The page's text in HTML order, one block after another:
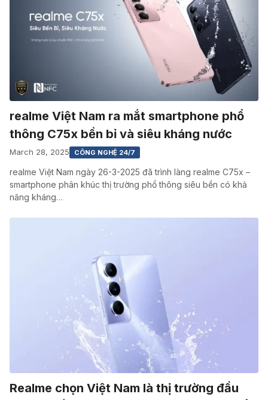
realme Việt Nam ra mắt smartphone phổ
thông C75x bền bỉ và siêu kháng nước
March 28, 2025 CÔNG NGHỆ 24/7
realme Việt Nam ngày 26-3-2025 đã trình làng realme C75x –
smartphone phân khúc thị trường phổ thông siêu bền có khả
năng kháng…
Realme chọn Việt Nam là thị trường đầu